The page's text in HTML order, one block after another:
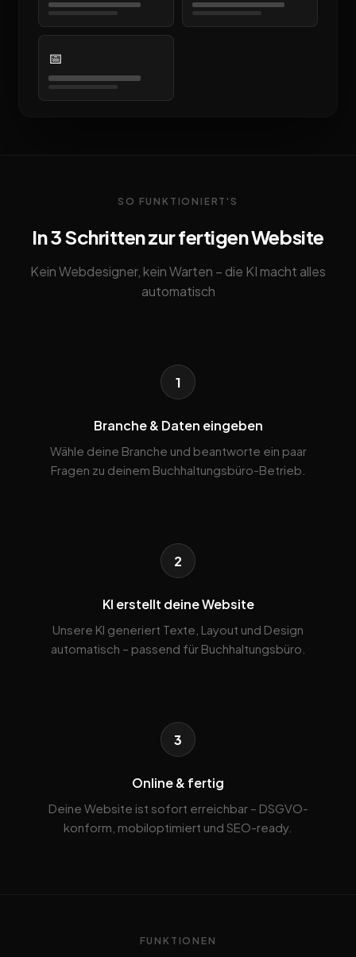
📅
SO FUNKTIONIERT'S
In 3 Schritten zur fertigen Website
Kein Webdesigner, kein Warten – die KI macht alles
automatisch
1
Branche & Daten eingeben
Wähle deine Branche und beantworte ein paar
Fragen zu deinem Buchhaltungsbüro-Betrieb.
2
KI erstellt deine Website
Unsere KI generiert Texte, Layout und Design
automatisch – passend für Buchhaltungsbüro.
3
Online & fertig
Deine Website ist sofort erreichbar – DSGVO-
konform, mobiloptimiert und SEO-ready.
FUNKTIONEN